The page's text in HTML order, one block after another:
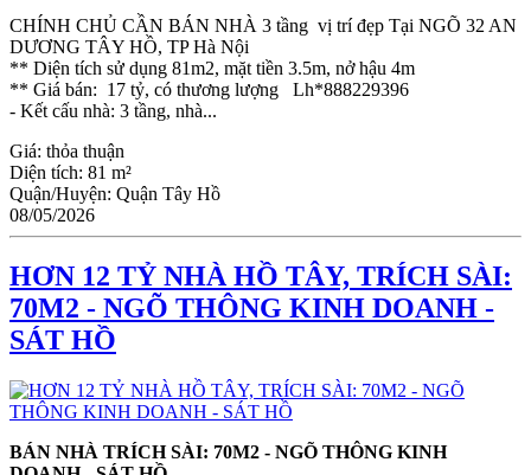
CHÍNH CHỦ CẦN BÁN NHÀ 3 tầng vị trí đẹp Tại NGÕ 32 AN
DƯƠNG TÂY HỒ, TP Hà Nội
** Diện tích sử dụng 81m2, mặt tiền 3.5m, nở hậu 4m
** Giá bán: 17 tỷ, có thương lượng Lh*888229396
- Kết cấu nhà: 3 tầng, nhà...
Giá: thỏa thuận
Diện tích: 81 m²
Quận/Huyện: Quận Tây Hồ
08/05/2026
HƠN 12 TỶ NHÀ HỒ TÂY, TRÍCH SÀI:
70M2 - NGÕ THÔNG KINH DOANH -
SÁT HỒ
BÁN NHÀ TRÍCH SÀI: 70M2 - NGÕ THÔNG KINH